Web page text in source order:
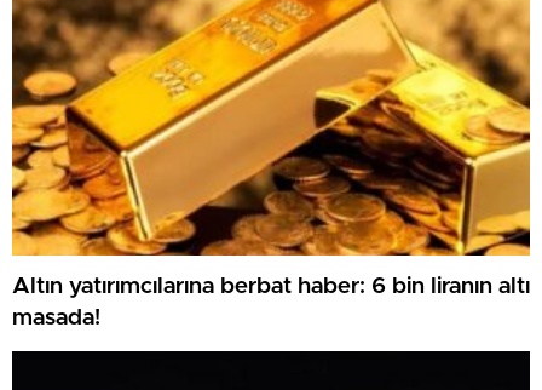
Altın yatırımcılarına berbat haber: 6 bin liranın altı
masada!